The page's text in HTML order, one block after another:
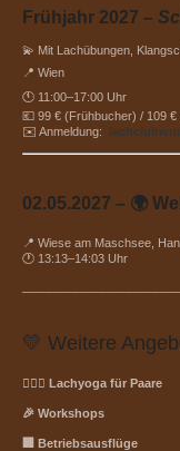
Frühjahr 2027 –
💫 Mit Lachübungen,
📍 Wien
🕚 11:00–17:00 Uhr
💶 99 € (Frühbucher) / 109 €
✉️ Anmeldung:
02.05.2027 – 🌍
📍 Wiese am Maschsee,
🕐 13:13–14:03 Uhr
💛 Weitere
👩‍❤️‍👨 Lachyoga für Paare
🎉 Workshops
🏢 Betriebsausflüge